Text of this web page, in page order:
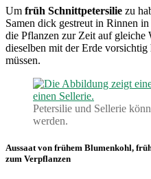
Um früh Schnittpetersilie zu
Samen dick gestreut in Rinnen
die Pflanzen zur Zeit auf gleiche
dieselben mit der Erde vorsichtig
müssen.
Petersilie und Sellerie
werden.
Aussaat von frühem Blumenkohl,
zum Verpflanzen